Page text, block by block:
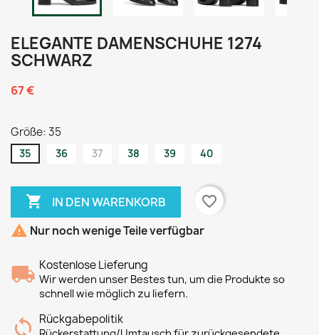
ELEGANTE DAMENSCHUHE 1274
SCHWARZ
67 €
Größe: 35
35 36 37 38 39 40
 IN DEN WARENKORB
favorite_border
 Nur noch wenige Teile verfügbar
Kostenlose Lieferung
Wir werden unser Bestes tun, um die Produkte so
schnell wie möglich zu liefern.
Rückgabepolitik